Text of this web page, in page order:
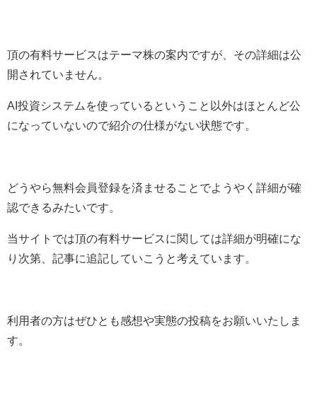
頂の有料サービスはテーマ株の案内ですが、その詳細は公
開されていません。
AI投資システムを使っているということ以外はほとんど公
になっていないので紹介の仕様がない状態です。
どうやら無料会員登録を済ませることでようやく詳細が確
認できるみたいです。
当サイトでは頂の有料サービスに関しては詳細が明確にな
り次第、記事に追記していこうと考えています。
利用者の方はぜひとも感想や実態の投稿をお願いいたしま
す。